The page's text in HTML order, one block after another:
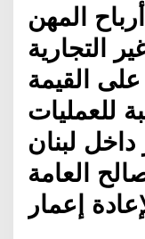
المهن
التجارية
القيمة
للعمليات
لبنان
العامة
إعمار